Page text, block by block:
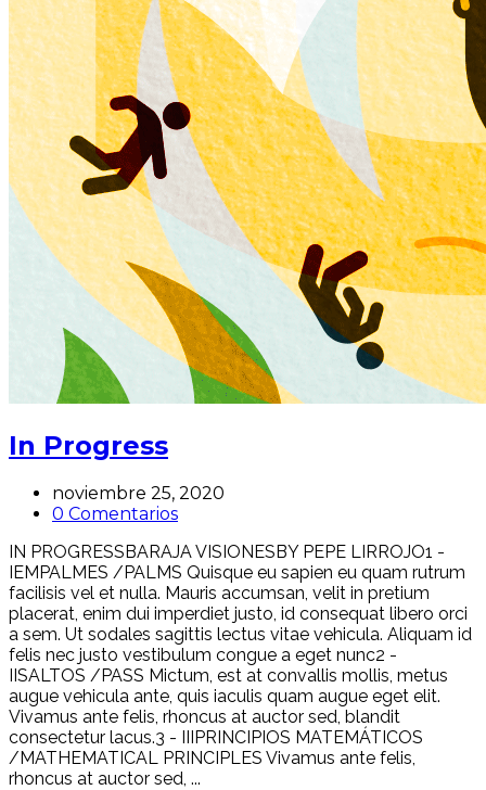
In Progress
noviembre 25, 2020
0 Comentarios
IN PROGRESSBARAJA VISIONESBY PEPE LIRROJO1 -
IEMPALMES /PALMS Quisque eu sapien eu quam rutrum
facilisis vel et nulla. Mauris accumsan, velit in pretium
placerat, enim dui imperdiet justo, id consequat libero orci
a sem. Ut sodales sagittis lectus vitae vehicula. Aliquam id
felis nec justo vestibulum congue a eget nunc2 -
IISALTOS /PASS Mictum, est at convallis mollis, metus
augue vehicula ante, quis iaculis quam augue eget elit.
Vivamus ante felis, rhoncus at auctor sed, blandit
consectetur lacus.3 - IIIPRINCIPIOS MATEMÁTICOS
/MATHEMATICAL PRINCIPLES Vivamus ante felis,
rhoncus at auctor sed, ...